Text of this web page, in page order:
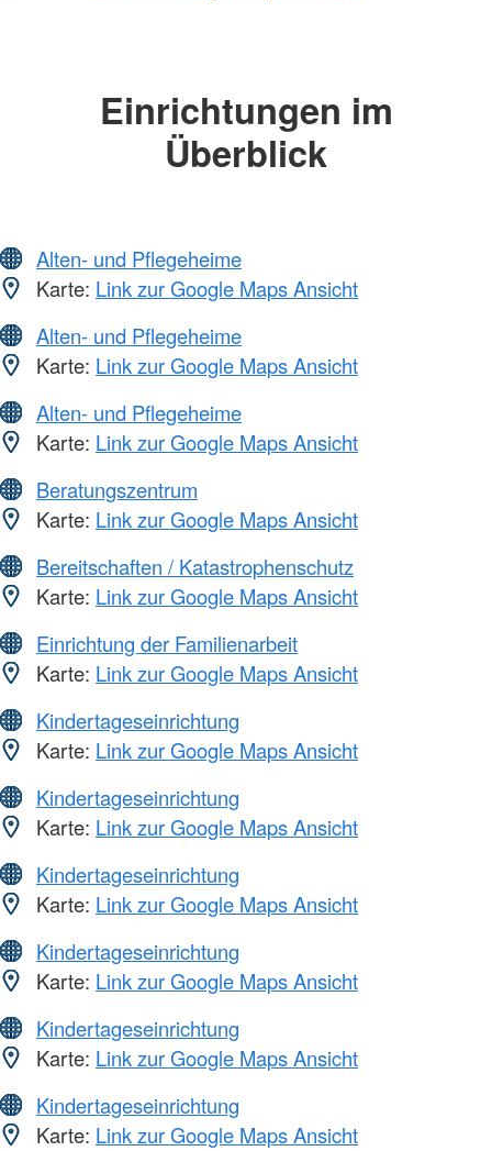
Einrichtungen im
Überblick
Alten- und Pflegeheime
Karte: Link zur Google Maps Ansicht
Alten- und Pflegeheime
Karte: Link zur Google Maps Ansicht
Alten- und Pflegeheime
Karte: Link zur Google Maps Ansicht
Beratungszentrum
Karte: Link zur Google Maps Ansicht
Bereitschaften / Katastrophenschutz
Karte: Link zur Google Maps Ansicht
Einrichtung der Familienarbeit
Karte: Link zur Google Maps Ansicht
Kindertageseinrichtung
Karte: Link zur Google Maps Ansicht
Kindertageseinrichtung
Karte: Link zur Google Maps Ansicht
Kindertageseinrichtung
Karte: Link zur Google Maps Ansicht
Kindertageseinrichtung
Karte: Link zur Google Maps Ansicht
Kindertageseinrichtung
Karte: Link zur Google Maps Ansicht
Kindertageseinrichtung
Karte: Link zur Google Maps Ansicht